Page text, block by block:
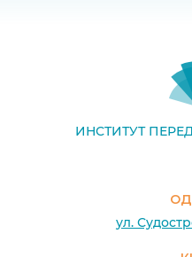
ИНСТИТУТ
ул.